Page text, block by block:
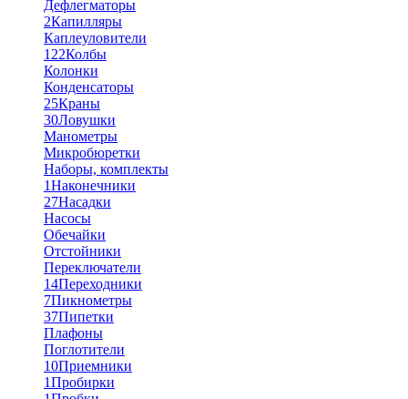
Дефлегматоры
2Капилляры
Каплеуловители
122Колбы
Колонки
Конденсаторы
25Краны
30Ловушки
Манометры
Микробюретки
Наборы, комплекты
1Наконечники
27Насадки
Насосы
Обечайки
Отстойники
Переключатели
14Переходники
7Пикнометры
37Пипетки
Плафоны
Поглотители
10Приемники
1Пробирки